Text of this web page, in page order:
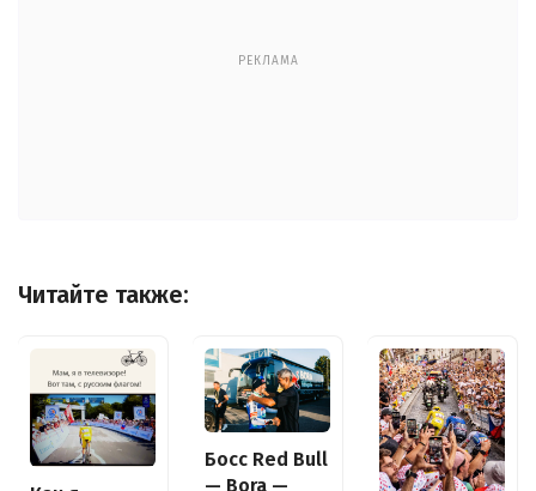
РЕКЛАМА
Читайте также:
Босс Red Bull
— Bora —